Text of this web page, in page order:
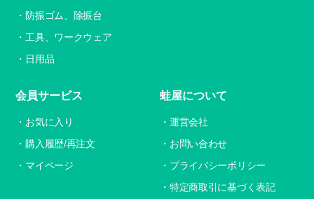
防振ゴム、除振台
工具、ワークウェア
日用品
会員サービス
お気に入り
購入履歴/再注文
マイページ
蛙屋について
運営会社
お問い合わせ
プライバシーポリシー
特定商取引に基づく表記